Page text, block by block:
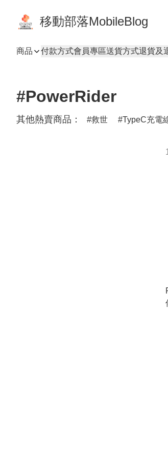
移動部落MobileBlog
商品 付款方式會員專區送貨方式退貨及
#PowerRider
其他熱賣商品： 救世 TypeC充電